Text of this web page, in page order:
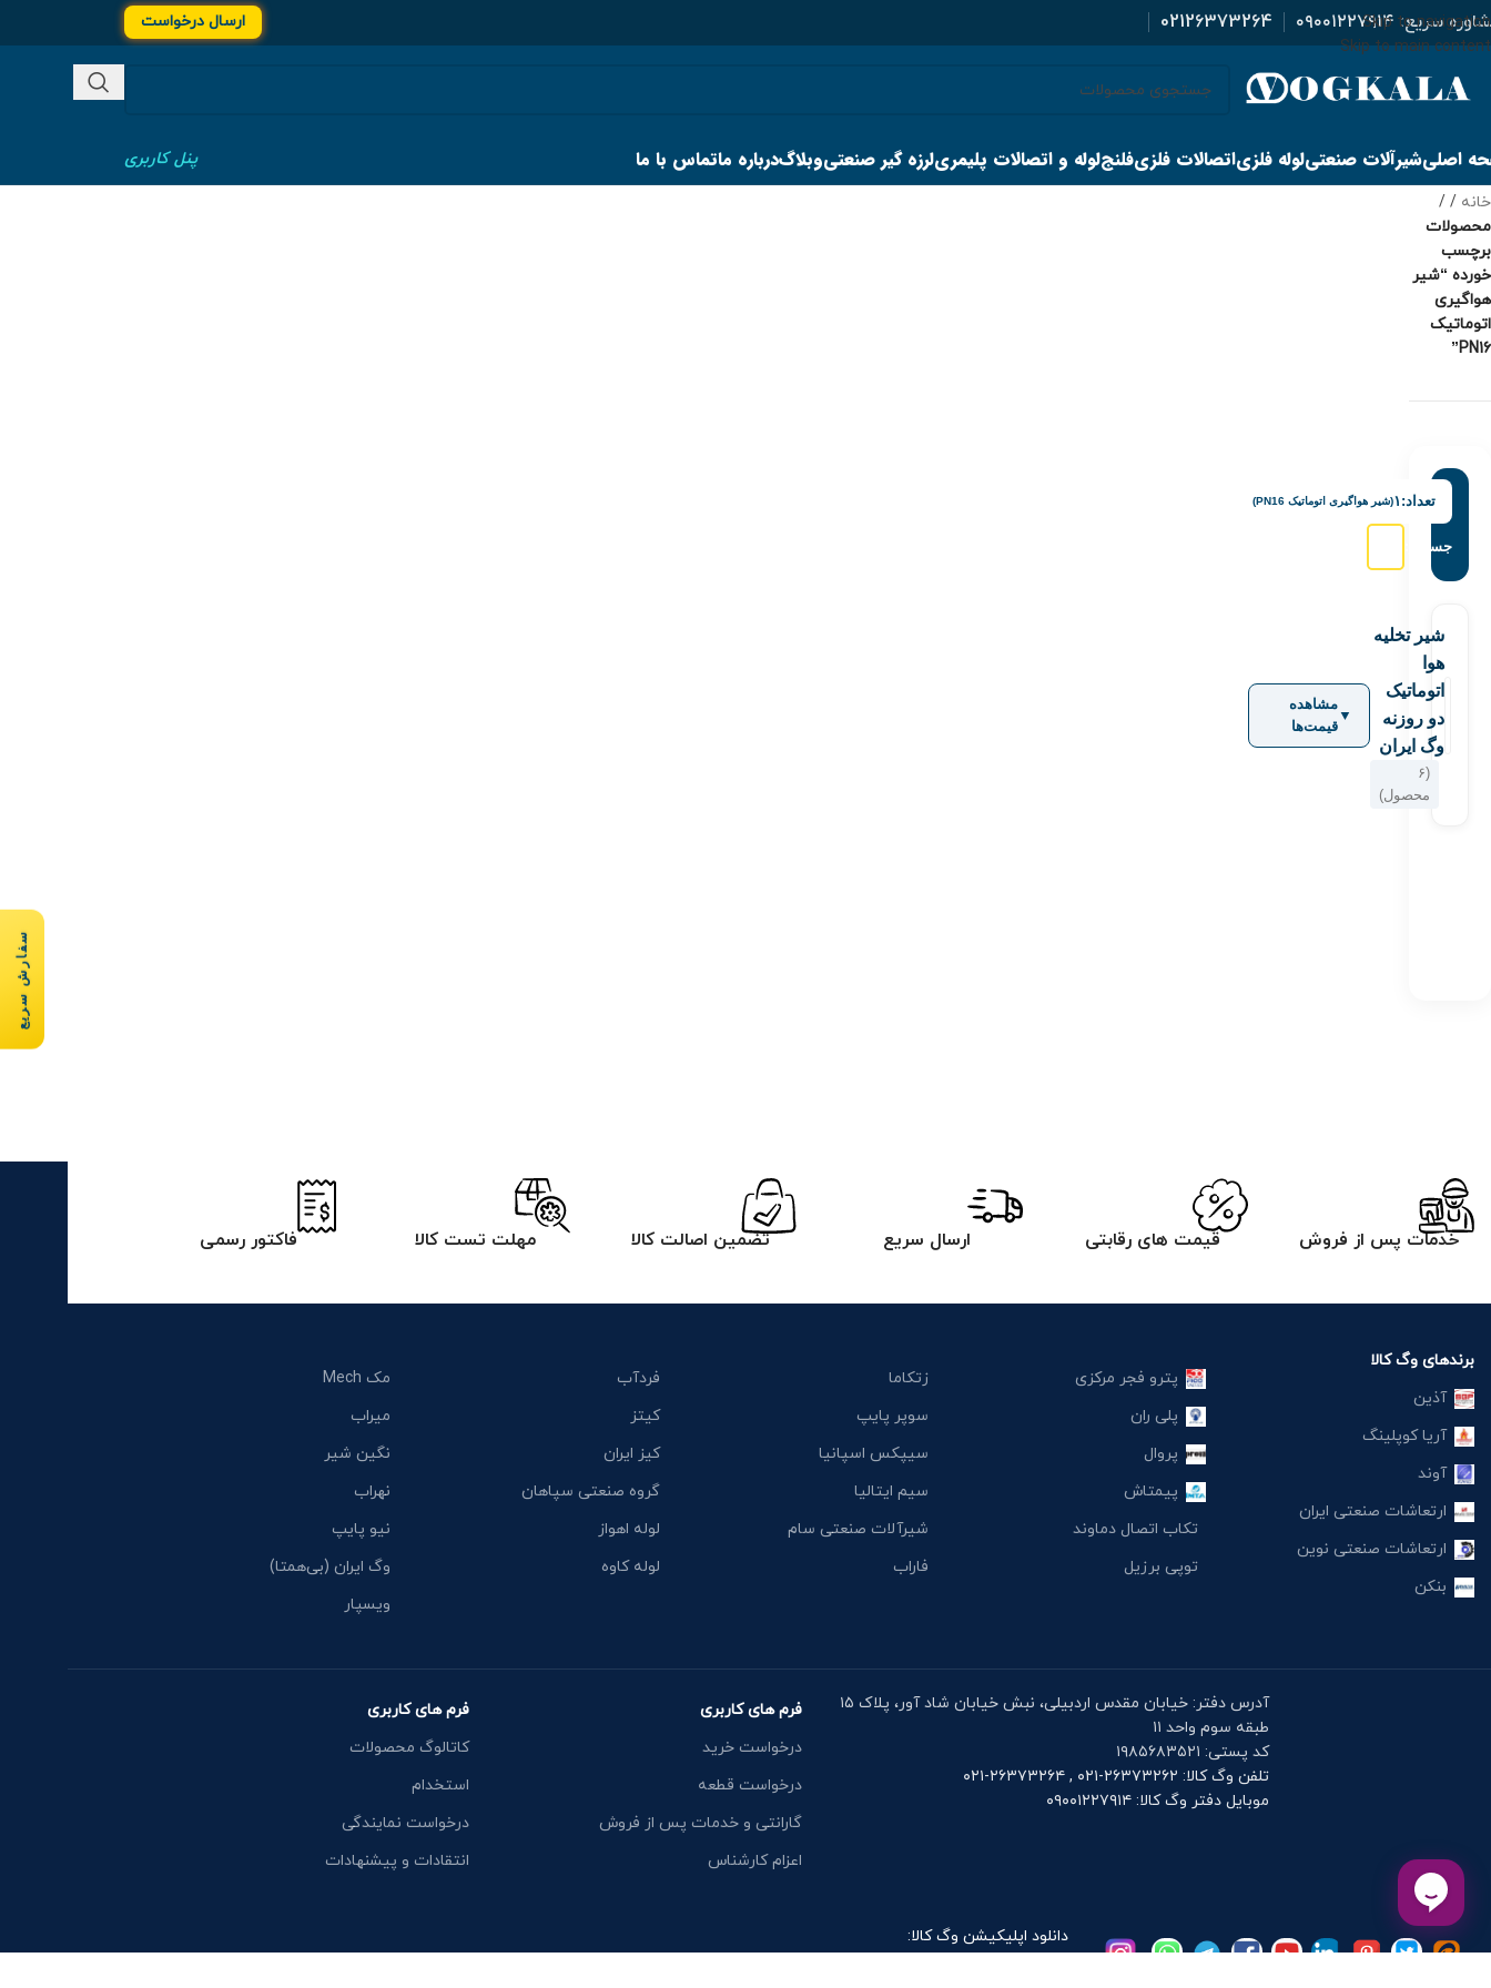
Skip to navigation
Skip to main content
سریع:۰۹۰۰۱۲۲۷۹۱۴ 02126373264 ارسال درخواست
اصلیشیرآلات صنعتیلوله فلزیاتصالات فلزیفلنجلوله و اتصالات پلیمریلرزه گیر صنعتیوبلاگدرباره ماتماس با ما پنل کاربری
خانه /
محصولات
برچسب
خورده “شیر
هواگیری
اتوماتیک
PN16”
تعداد: ۱(شیر هواگیری اتوماتیک PN16)
جستجو:
شیر تخلیه
هوا
اتوماتیک
دو روزنه
وگ ایران
(۶
محصول)
▼
مشاهده
قیمت‌ها
خدمات پس از فروش قیمت های رقابتی ارسال سریع تضمین اصالت کالا مهلت تست کالا فاکتور رسمی
برندهای وگ کالا
آذین
آریا کوپلینگ
آوند
ارتعاشات صنعتی ایران
ارتعاشات صنعتی نوین
بنکن
پترو فجر مرکزی
پلی ران
پروال
پیمتاش
تکاب اتصال دماوند
توپی برزیل
زتکاما
سوپر پایپ
سیپکس اسپانیا
سیم ایتالیا
شیرآلات صنعتی سام
فاراب
فردآب
کیتز
کیز ایران
گروه صنعتی سپاهان
لوله اهواز
لوله کاوه
مک Mech
میراب
نگین شیر
نهراب
نیو پایپ
وگ ایران (بی‌همتا)
ویسپار
آدرس دفتر: خیابان مقدس اردبیلی، نبش خیابان شاد آور، پلاک ۱۵
طبقه سوم واحد ۱۱
کد پستی: ۱۹۸۵۶۸۳۵۲۱
تلفن وگ کالا: ۲۶۳۷۳۲۶۲-۰۲۱ , ۲۶۳۷۳۲۶۴-۰۲۱
موبایل دفتر وگ کالا: ۰۹۰۰۱۲۲۷۹۱۴
فرم های کاربری
درخواست خرید
درخواست قطعه
گارانتی و خدمات پس از فروش
اعزام کارشناس
فرم های کاربری
کاتالوگ محصولات
استخدام
درخواست نمایندگی
انتقادات و پیشنهادات
دانلود اپلیکیشن وگ کالا:
سفارش سریع